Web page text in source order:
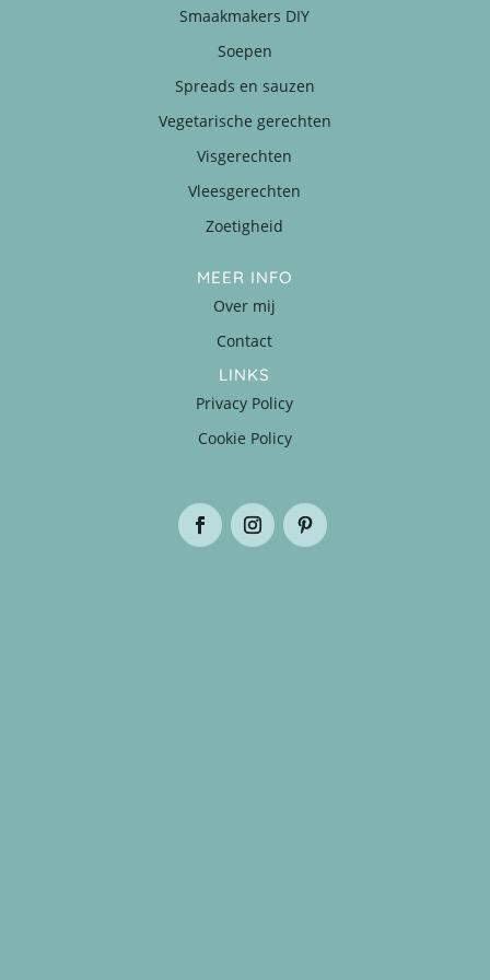
Smaakmakers DIY
Soepen
Spreads en sauzen
Vegetarische gerechten
Visgerechten
Vleesgerechten
Zoetigheid
MEER INFO
Over mij
Contact
LINKS
Privacy Policy
Cookie Policy